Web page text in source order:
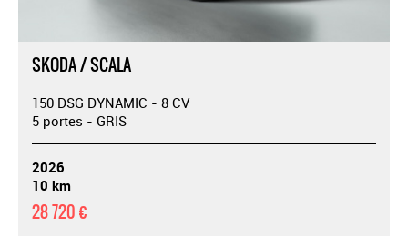
SKODA / SCALA
150 DSG DYNAMIC - 8 CV
5 portes - GRIS
2026
10 km
28 720 €